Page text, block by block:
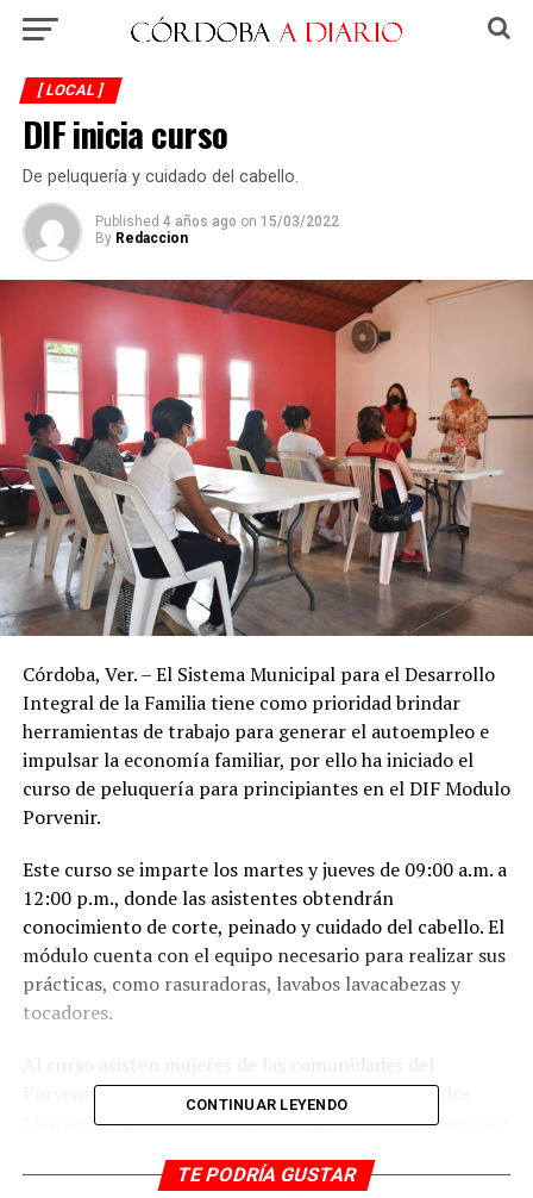
[ LOCAL ]
DIF inicia curso
De peluquería y cuidado del cabello.
Published 4 años ago on 15/03/2022
By Redaccion
Córdoba, Ver. – El Sistema Municipal para el Desarrollo
Integral de la Familia tiene como prioridad brindar
herramientas de trabajo para generar el autoempleo e
impulsar la economía familiar, por ello ha iniciado el
curso de peluquería para principiantes en el DIF Modulo
Porvenir.
Este curso se imparte los martes y jueves de 09:00 a.m. a
12:00 p.m., donde las asistentes obtendrán
conocimiento de corte, peinado y cuidado del cabello. El
módulo cuenta con el equipo necesario para realizar sus
prácticas, como rasuradoras, lavabos lavacabezas y
tocadores.
Porvenir, Berlín, San Antonio Padua, San Matías los
Mangos, respetando las medidas sanitarias, como uso de
distancia.
CONTINUAR LEYENDO
TE PODRÍA GUSTAR